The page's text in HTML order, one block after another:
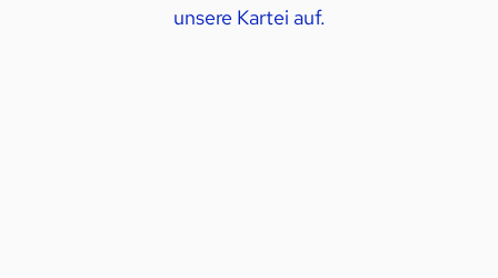
unsere Kartei auf.